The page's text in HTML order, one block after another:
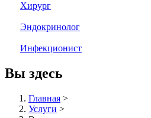
Хирург
Эндокринолог
Инфекционист
Вы здесь
Главная >
Услуги >